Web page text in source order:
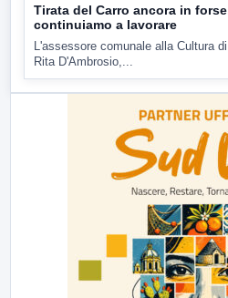
Tirata del Carro ancora in
continuiamo a lavorare
L'assessore comunale alla Cultura
Rita D'Ambrosio,...